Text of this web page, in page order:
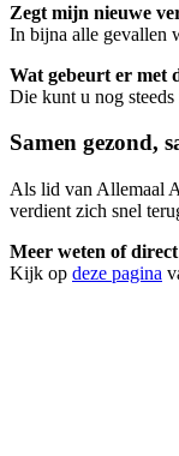
Zegt mijn nieuwe
In bijna alle gevallen
Wat gebeurt er met
Die kunt u nog
Samen gezond,
Als lid van Allemaal
verdient zich snel
Meer weten of direct
Kijk op deze pagina